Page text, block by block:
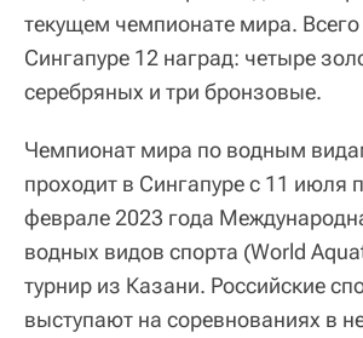
текущем чемпионате мира. Всего
Сингапуре 12 наград: четыре
серебряных и три бронзовые.
Чемпионат мира по водным
проходит в Сингапуре с 11 июля
феврале 2023 года
водных видов спорта (World
турнир из Казани. Российские
выступают на соревнованиях в